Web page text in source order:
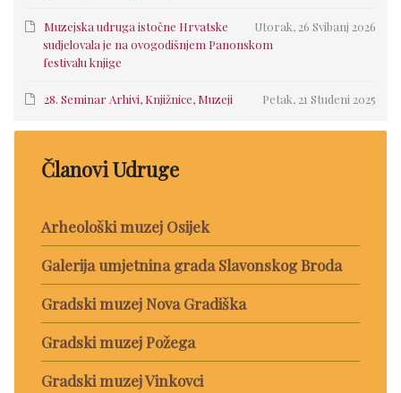
Utorak, 26 Svibanj 2026
Muzejska udruga istočne Hrvatske
sudjelovala je na ovogodišnjem Panonskom
festivalu knjige
Petak, 21 Studeni 2025
28. Seminar Arhivi, Knjižnice, Muzeji
Članovi Udruge
Arheološki muzej Osijek
Galerija umjetnina grada Slavonskog Broda
Gradski muzej Nova Gradiška
Gradski muzej Požega
Gradski muzej Vinkovci